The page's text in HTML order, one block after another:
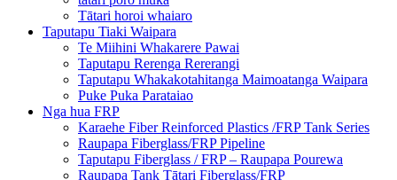
Tātari horoi whaiaro
Taputapu Tiaki Waipara
Te Miihini Whakarere Pawai
Taputapu Rerenga Rererangi
Taputapu Whakakotahitanga Maimoatanga Waipara
Puke Puka Parataiao
Nga hua FRP
Karaehe Fiber Reinforced Plastics /FRP Tank Series
Raupapa Fiberglass/FRP Pipeline
Taputapu Fiberglass / FRP – Raupapa Pourewa
Raupapa Tank Tātari Fiberglass/FRP